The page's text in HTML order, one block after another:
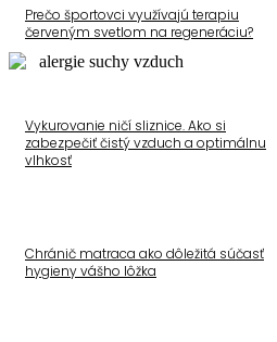
Prečo športovci využívajú terapiu
červeným svetlom na regeneráciu?
Vykurovanie ničí sliznice. Ako si
zabezpečiť čistý vzduch a optimálnu
vlhkosť
Chránič matraca ako dôležitá súčasť
hygieny vášho lôžka